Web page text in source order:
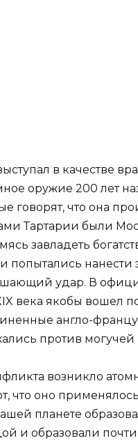
в качестве
оружие 200 лет
говорят, что она
Тартарии были
завладеть
попытались
удар. В
века якобы вошел
англо-
против
возникло
что оно
планете
и образовали